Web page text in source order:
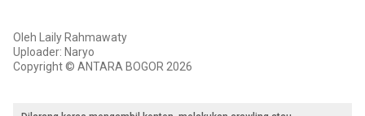
Oleh Laily Rahmawaty
Uploader: Naryo
Copyright © ANTARA BOGOR 2026